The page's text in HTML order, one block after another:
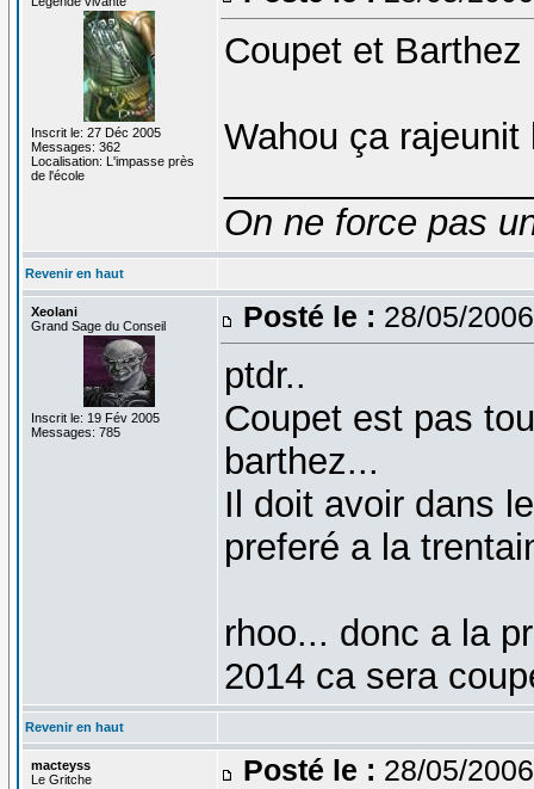
Inscrit le: 27 Déc 2005
Messages: 362
Localisation: L'impasse près
de l'école
Coupet et
Wahou ça
On ne force pas
Revenir en haut
Xeolani
Grand Sage du Conseil
Inscrit le: 19 Fév 2005
Messages: 785
Posté le : 28/05/
ptdr..
Coupet est pas
barthez...
Il doit avoir dans
preferé a la
rhoo... donc a la
2014 ca sera
Revenir en haut
macteyss
Le Gritche
Posté le : 28/05/